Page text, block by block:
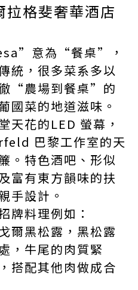
格斐奢華酒店
意為“餐桌”，
統，很多菜系多以
“農場到餐桌”的
國菜的地道滋味。
天花的LED 螢幕，
巴黎工作室的天
。特色酒吧、形似
富有東方韻味的扶
手設計。
牌料理例如：
爾黑松露，黑松露
，牛尾的肉質緊
搭配其他肉做成合